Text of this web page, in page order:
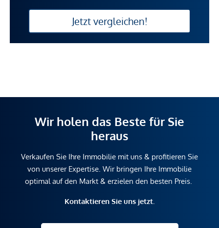
Jetzt vergleichen!
Wir holen das Beste für Sie
heraus
Verkaufen Sie Ihre Immobilie mit uns & profitieren Sie
von unserer Expertise. Wir bringen Ihre Immobilie
optimal auf den Markt & erzielen den besten Preis.
Kontaktieren Sie uns jetzt.